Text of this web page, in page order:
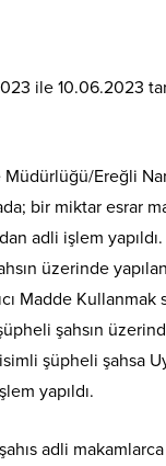
ile 10.06.2023
Ereğli
bir miktar esrar
adli işlem yapıldı.
üzerinde
Madde Kullanmak
şahsın
şüpheli şahsa
yapıldı.
adli